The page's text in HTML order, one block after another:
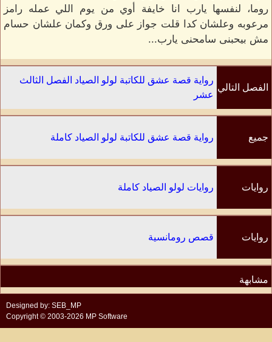
روما، لنفسها يارب انا خايفة أوي من يوم اللي عمله رامز
مرعوبه وعلشان كدا قلت جواز على ورق وكمان علشان حسام
مش بيحبنى سامحنى يارب...
الفصل التالي
رواية قصة عشق للكاتبة لولو الصياد الفصل الثالث
عشر
جميع رواية قصة عشق للكاتبة لولو الصياد كاملة
روايات روايات لولو الصياد كاملة
روايات
مشابهة
قصص رومانسية
Designed by: SEB_MP
Copyright © 2003-2026 MP Software